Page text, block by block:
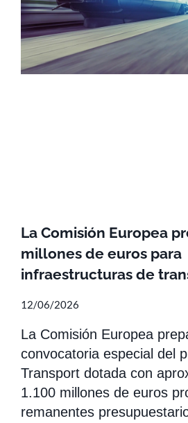
La Comisión Europea
millones de euros para
infraestructuras de
12/06/2026
La Comisión Europea
convocatoria especial del
Transport dotada con
1.100 millones de euros
remanentes